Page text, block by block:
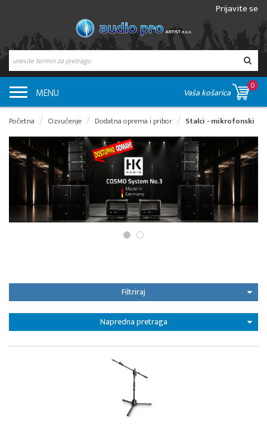
Prijavite se
MENU Vaša košarica
0
Početna Ozvučenje Dodatna oprema i pribor Stalci - mikrofonski
Filtriraj
Napredna pretraga